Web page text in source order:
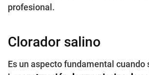
profesional.
Clorador salino
Es un aspecto fundamental cuando